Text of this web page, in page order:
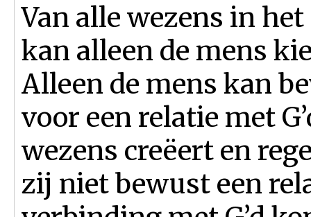
Van alle wezens in
kan alleen de mens
Alleen de mens kan
voor een relatie met
wezens creëert en
zij niet bewust een